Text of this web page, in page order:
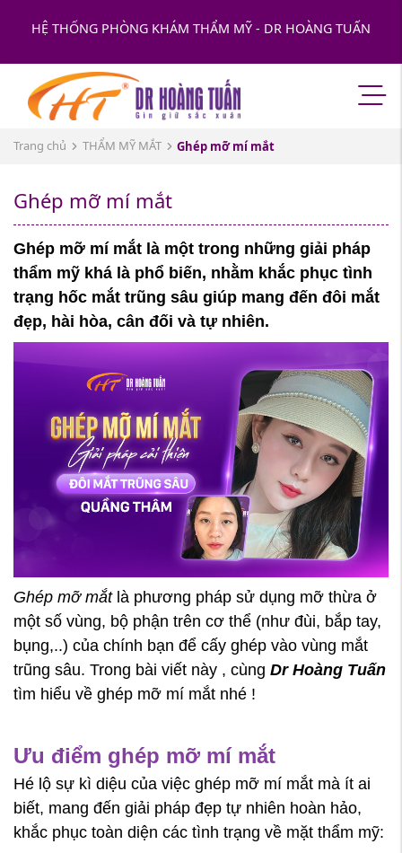
HỆ THỐNG PHÒNG KHÁM THẨM MỸ - DR HOÀNG TUẤN
Trang chủ THẨM MỸ MẮT Ghép mỡ mí mắt
Ghép mỡ mí mắt
Ghép mỡ mí mắt là một trong những giải pháp
thẩm mỹ khá là phổ biến, nhằm khắc phục tình
trạng hốc mắt trũng sâu giúp mang đến đôi mắt
đẹp, hài hòa, cân đối và tự nhiên.
Ghép mỡ mắtlà phương pháp sử dụng mỡ thừa ở
một số vùng, bộ phận trên cơ thể (như đùi, bắp tay,
bụng,..) của chính bạn để cấy ghép vào vùng mắt
trũng sâu. Trong bài viết này , cùng Dr Hoàng Tuấn
tìm hiểu về ghép mỡ mí mắt nhé !
Ưu điểm ghép mỡ mí mắt
Hé lộ sự kì diệu của việc ghép mỡ mí mắt mà ít ai
biết, mang đến giải pháp đẹp tự nhiên hoàn hảo,
khắc phục toàn diện các tình trạng về mặt thẩm mỹ: